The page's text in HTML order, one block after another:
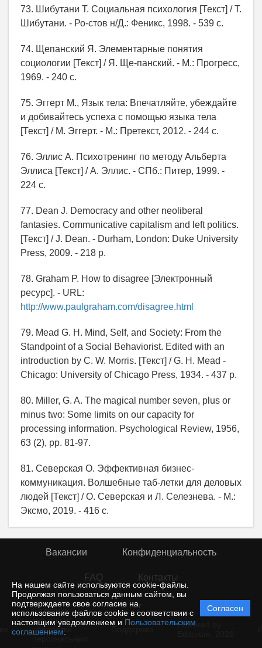
На нашем сайте используются cookie-файлы.
Продолжая пользоваться данным сайтом, вы
подтверждаете свое согласие на
использование файлов cookie в соответствии с
настоящим уведомлением и Пользовательским
соглашением
Согласен
73. Шибутани Т. Социальная психология [Текст] / Т.
Шибутани. - Ро-стов н/Д.: Феникс, 1998. - 539 с.
74. Щепанский Я. Элементарные понятия
социологии [Текст] / Я. Ще-панский. - М.: Прогресс,
1969. - 240 с.
75. Эггерт М., Язык тела: Впечатляйте, убеждайте
и добивайтесь успеха с помощью языка тела
[Текст] / М. Эггерт. - М.: Претекст, 2012. - 244 с.
76. Эллис А. Психотренинг по методу Альберта
Эллиса [Текст] / А. Эллис. - СПб.: Питер, 1999. -
224 с.
77. Dean J. Democracy and other neoliberal
fantasies. Communicative capitalism and left politics.
[Текст] / J. Dean. - Durham, London: Duke University
Press, 2009. - 218 p.
78. Graham P. How to disagree [Электронный
ресурс]. - URL:
http://www.paulgraham.com/disagree.html
79. Mead G. H. Mind, Self, and Society: From the
Standpoint of a Social Behaviorist. Edited with an
introduction by C. W. Morris. [Текст] / G. H. Mead -
Chicago: University of Chicago Press, 1934. - 437 p.
80. Miller, G. A. The magical number seven, plus or
minus two: Some limits on our capacity for
processing information. Psychological Review, 1956,
63 (2), pp. 81-97.
81. Северская О. Эффективная бизнес-
коммуникация. Волшебные таб-летки для деловых
людей [Текст] / О. Северская и Л. Селезнева. - М.:
Эксмо, 2019. - 416 с.
Вакансии Конфиденциальность
FAQ Контакты
© rior
Политика
защиты и
обработки
Powered by